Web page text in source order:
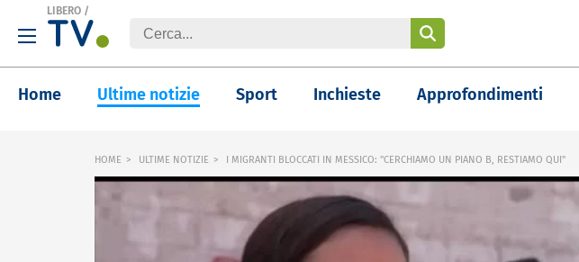
LIBERO /
Home Ultime notizie Sport Inchieste Approfondimenti
HOME ULTIME NOTIZIE I MIGRANTI BLOCCATI IN MESSICO: "CERCHIAMO UN PIANO B, RESTIAMO QUI"